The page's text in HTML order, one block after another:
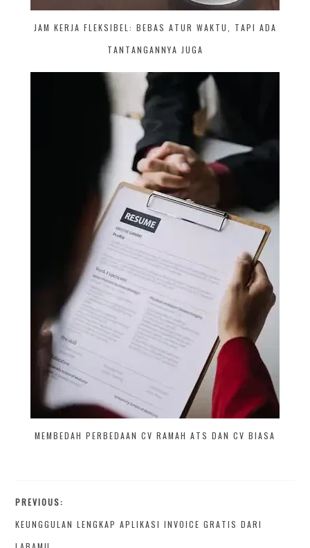
JAM KERJA FLEKSIBEL: BEBAS ATUR WAKTU, TAPI ADA
TANTANGANNYA JUGA
MEMBEDAH PERBEDAAN CV RAMAH ATS DAN CV BIASA
PREVIOUS:
KEUNGGULAN LENGKAP APLIKASI INVOICE GRATIS DARI